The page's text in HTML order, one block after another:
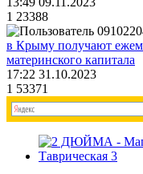
1 23388
в Крыму получают
материнского капитала
17:22 31.10.2023
1 53371